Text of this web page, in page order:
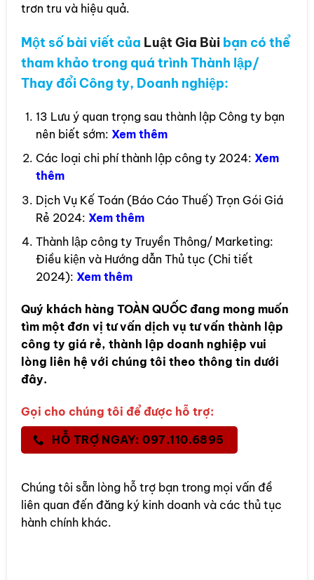
trơn tru và hiệu quả.
Một số bài viết của Luật Gia Bùibạn có thể
tham khảo trong quá trình Thành lập/
Thay đổi Công ty, Doanh nghiệp:
13 Lưu ý quan trọng sau thành lập Công ty bạn
nên biết sớm: Xem thêm
Các loại chi phí thành lập công ty 2024: Xem
thêm
Dịch Vụ Kế Toán (Báo Cáo Thuế) Trọn Gói Giá
Rẻ 2024: Xem thêm
Thành lập công ty Truyền Thông/ Marketing:
Điều kiện và Hướng dẫn Thủ tục (Chi tiết
2024): Xem thêm
Quý khách hàng TOÀN QUỐCđang mong muốn
tìm một đơn vị tư vấn dịch vụ tư vấn thành lập
công ty giá rẻ, thành lập doanh nghiệp vui
lòng liên hệ với chúng tôi theo thông tin dưới
đây.
Gọi cho chúng tôi để được hỗ trợ:
HỖ TRỢ NGAY: 097.110.6895
Chúng tôi sẵn lòng hỗ trợ bạn trong mọi vấn đề
liên quan đến đăng ký kinh doanh và các thủ tục
hành chính khác.